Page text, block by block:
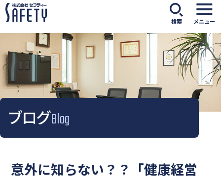
検索 メニュー
ブログBlog
意外に知らない？？「健康経営